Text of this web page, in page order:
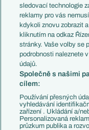
Přestupy
Přestupové spekulace
Zranění
Kluby
Arsenal FC
Chelsea FC
Manchester United
AC Milán
Juventus FC
Bayern Mnichov
FC Barcelona
Real Madrid
sledovací technologie
reklamy pro vás
kdykoli znovu zobrazit
kliknutím na odkaz
stránky. Vaše volby se
podrobnosti naleznete
údajů.
Společně s našimi
cílem:
Používání přesných
vyhledávání
zařízení . Ukládání a/
Personalizovaná
průzkum publika a